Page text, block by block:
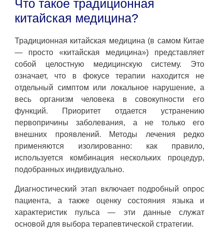
Что такое традиционная
китайская медицина?
Традиционная китайская медицина (в самом Китае
— просто «китайская медицина») представляет
собой целостную медицинскую систему. Это
означает, что в фокусе терапии находится не
отдельный симптом или локальное нарушение, а
весь организм человека в совокупности его
функций. Приоритет отдается устранению
первопричины заболевания, а не только его
внешних проявлений. Методы лечения редко
применяются изолированно: как правило,
используется комбинация нескольких процедур,
подобранных индивидуально.
Диагностический этап включает подробный опрос
пациента, а также оценку состояния языка и
характеристик пульса — эти данные служат
основой для выбора терапевтической стратегии.